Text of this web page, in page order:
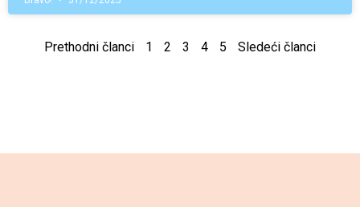
Prethodni članci 1 2 3 4 5 Sledeći članci